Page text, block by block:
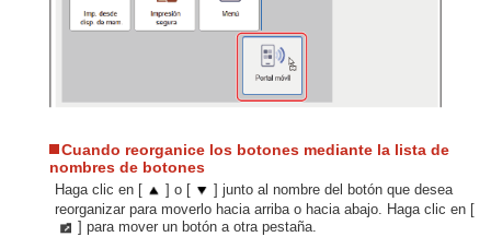
Cuando reorganice los botones mediante la lista de
nombres de botones
Haga clic en [ ] o [
] junto al nombre del botón que desea
reorganizar para moverlo hacia arriba o hacia abajo. Haga clic en [
] para mover un botón a otra pestaña.